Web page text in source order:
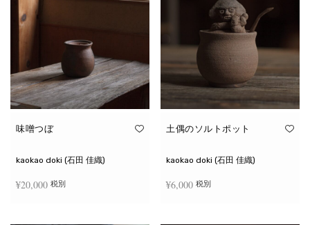
味噌つぼ
kaokao doki (石田 佳織)
¥20,000 税別
土偶のソルトポット
kaokao doki (石田 佳織)
¥6,000 税別